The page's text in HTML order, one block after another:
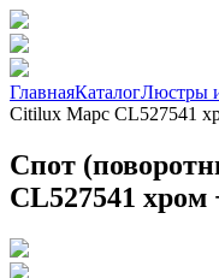
ГлавнаяКаталогЛюстры
Citilux Марс CL527541
Спот
CL527541